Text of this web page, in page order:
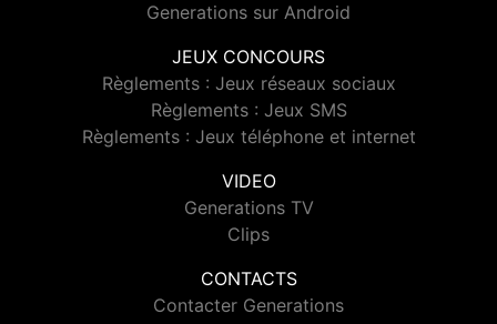
Generations sur Android
JEUX CONCOURS
Règlements : Jeux réseaux sociaux
Règlements : Jeux SMS
Règlements : Jeux téléphone et internet
VIDEO
Generations TV
Clips
CONTACTS
Contacter Generations